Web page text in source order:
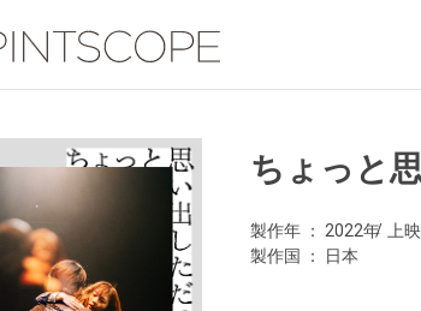
ちょっと
製作年 2022年 上
製作国
日本